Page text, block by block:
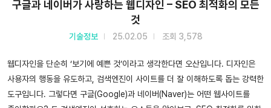
구글과 네이버가 사랑하는 웹디자인 – SEO 최적화의 모든
것
기술정보 25.02.05 조회 3,578
웹디자인을 단순히 ‘보기에 예쁜 것’이라고 생각한다면 오산입니다. 디자인은
사용자의 행동을 유도하고, 검색엔진이 사이트를 더 잘 이해하도록 돕는 강력한
도구입니다. 그렇다면 구글(Google)과 네이버(Naver)는 어떤 웹사이트를